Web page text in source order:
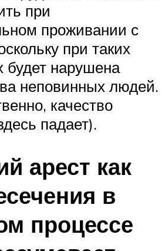
при
проживании с
при таких
будет нарушена
неповинных людей.
качество
падает).
арест как
в
процессе